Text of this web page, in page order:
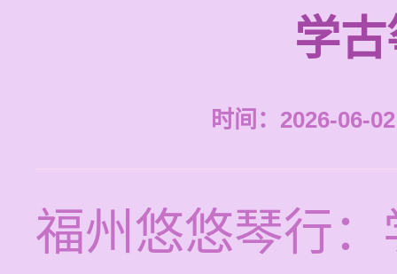
学
时间：2026-06-
福州悠悠琴行